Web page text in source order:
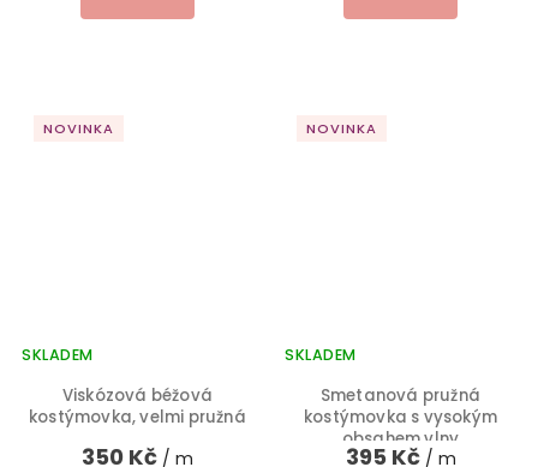
NOVINKA
Viskózová béžová
kostýmovka, velmi pružná
SKLADEM
350 Kč / m
NOVINKA
Smetanová pružná
kostýmovka s vysokým
obsahem vlny
SKLADEM
395 Kč / m